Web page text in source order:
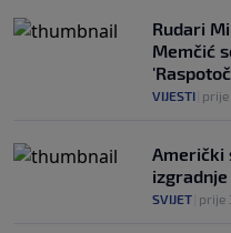
Rudari
Memčić
VIJESTI prije
Američki
SVIJET prije